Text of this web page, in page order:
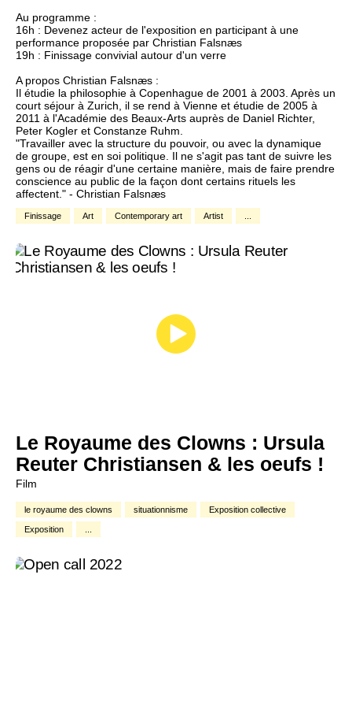
Au programme :
16h : Devenez acteur de l'exposition en participant à une
performance proposée par Christian Falsnæs
19h : Finissage convivial autour d'un verre
A propos Christian Falsnæs :
Il étudie la philosophie à Copenhague de 2001 à 2003. Après un
court séjour à Zurich, il se rend à Vienne et étudie de 2005 à
2011 à l'Académie des Beaux-Arts auprès de Daniel Richter,
Peter Kogler et Constanze Ruhm.
"Travailler avec la structure du pouvoir, ou avec la dynamique
de groupe, est en soi politique. Il ne s'agit pas tant de suivre les
gens ou de réagir d'une certaine manière, mais de faire prendre
conscience au public de la façon dont certains rituels les
affectent." - Christian Falsnæs
Finissage Art Contemporary art Artist
Le Royaume des Clowns : Ursula
Reuter Christiansen & les oeufs !
Film
le royaume des clowns situationnisme Exposition collective
Exposition